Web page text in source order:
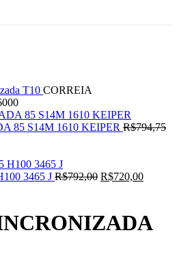
T10 CORREIA
85 S14M 1610 KEIPER R$794,75O
3465 J R$792,00 O
era:
R$792,00.
R$720,00O
é: